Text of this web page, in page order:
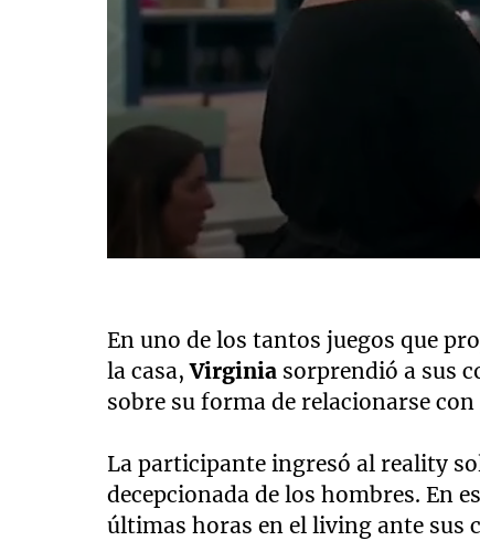
secondsVolume
90%
En uno de los tantos juegos que
la casa,Virginia sorprendió a sus
sobre su forma de relacionarse
La participante ingresó al reality
decepcionada de los hombres. En
últimas horas en el living ante sus